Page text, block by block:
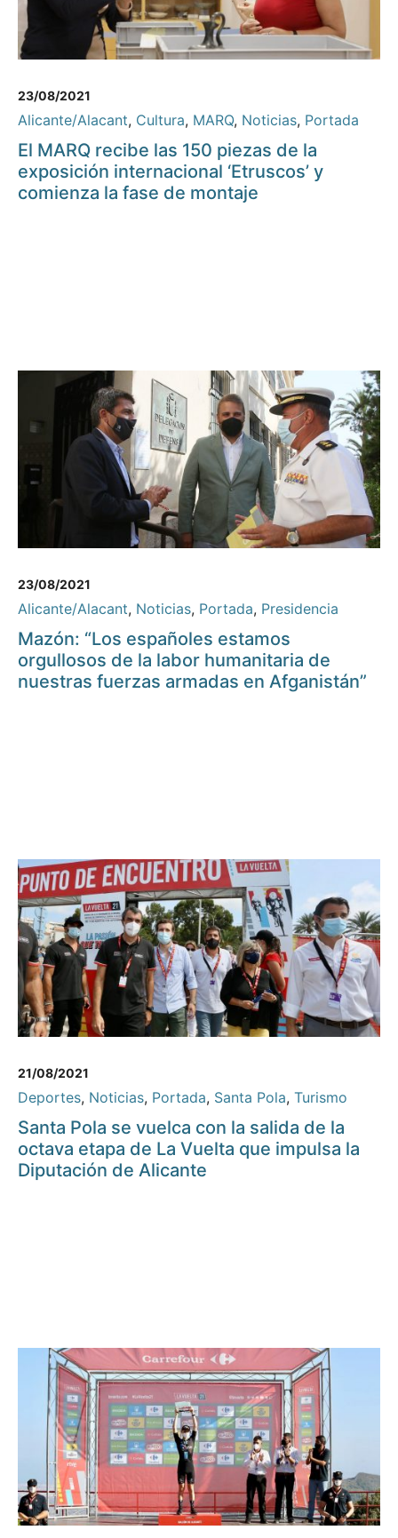
23/08/2021
Alicante/Alacant, Cultura, MARQ, Noticias, Portada
El MARQ recibe las 150 piezas de la
exposición internacional ‘Etruscos’ y
comienza la fase de montaje
23/08/2021
Alicante/Alacant, Noticias, Portada, Presidencia
Mazón: “Los españoles estamos
orgullosos de la labor humanitaria de
nuestras fuerzas armadas en Afganistán”
21/08/2021
Deportes, Noticias, Portada, Santa Pola, Turismo
Santa Pola se vuelca con la salida de la
octava etapa de La Vuelta que impulsa la
Diputación de Alicante